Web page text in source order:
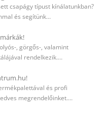
csapágy típust kínálatunkban?
és segítünk…
, görgős-, valamint
rendelkezik.…
és profi
megrendelőinket.…